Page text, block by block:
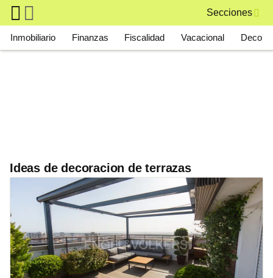
Skip to main content
Secciones
Main navigation
Inmobiliario Finanzas Fiscalidad Vacacional Deco
Ideas de decoracion de terrazas